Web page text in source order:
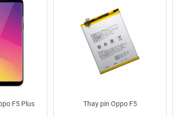
hất lượng và không rõ nguồn gốc.
chạp, thường dễ bị lỗi hơn.
bên trong máy
kiện thay không được kiểm định nguồn gốc
F5 Plus Thay pin Oppo F5